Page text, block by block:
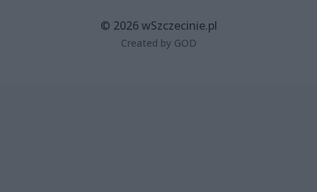
© 2026 wSzczecinie.pl
Created by GOD